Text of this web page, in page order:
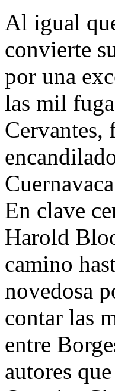
Al igual
convierte
por una
las mil
Cervantes,
En clave
Harold
camino
novedosa
contar las
entre
autores